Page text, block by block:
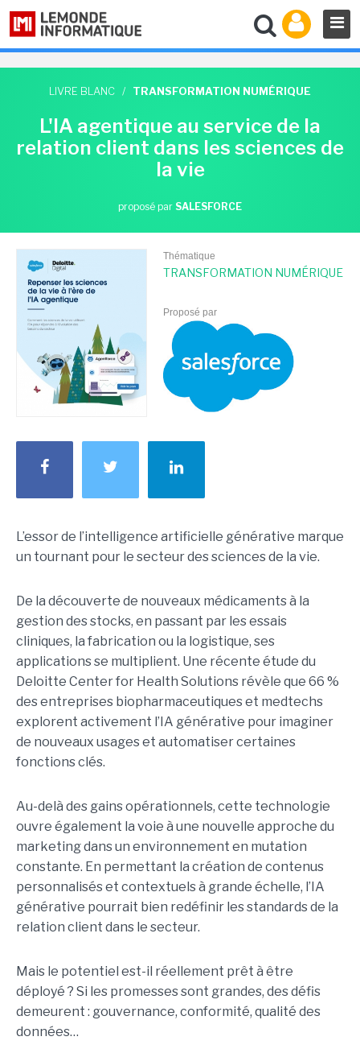
LIVRE BLANC / TRANSFORMATION NUMÉRIQUE
L'IA agentique au service de la
relation client dans les sciences de
la vie
proposé par SALESFORCE
Thématique
TRANSFORMATION NUMÉRIQUE
Proposé par
L’essor de l’intelligence artificielle générative marque
un tournant pour le secteur des sciences de la vie.
De la découverte de nouveaux médicaments à la
gestion des stocks, en passant par les essais
cliniques, la fabrication ou la logistique, ses
applications se multiplient. Une récente étude du
Deloitte Center for Health Solutions révèle que 66 %
des entreprises biopharmaceutiques et medtechs
explorent activement l’IA générative pour imaginer
de nouveaux usages et automatiser certaines
fonctions clés.
Au-delà des gains opérationnels, cette technologie
ouvre également la voie à une nouvelle approche du
marketing dans un environnement en mutation
constante. En permettant la création de contenus
personnalisés et contextuels à grande échelle, l’IA
générative pourrait bien redéfinir les standards de la
relation client dans le secteur.
Mais le potentiel est-il réellement prêt à être
déployé ? Si les promesses sont grandes, des défis
demeurent : gouvernance, conformité, qualité des
données…